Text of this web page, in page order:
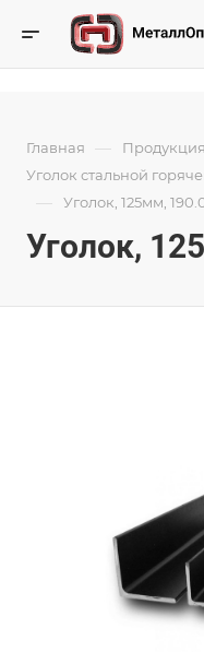
Главная — Продукция
Уголок стальной
— Уголок, 125мм,
Уголок,